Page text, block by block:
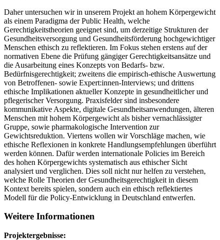
Daher untersuchen wir in unserem Projekt an hohem Körpergewicht
als einem Paradigma der Public Health, welche
Gerechtigkeitstheorien geeignet sind, um derzeitige Strukturen der
Gesundheitsversorgung und Gesundheitsförderung hochgewichtiger
Menschen ethisch zu reflektieren. Im Fokus stehen erstens auf der
normativen Ebene die Prüfung gängiger Gerechtigkeitsansätze und
die Ausarbeitung eines Konzepts von Bedarfs- bzw.
Bedürfnisgerechtigkeit; zweitens die empirisch-ethische Auswertung
von Betroffenen- sowie Expert:innen-Interviews; und drittens
ethische Implikationen aktueller Konzepte in gesundheitlicher und
pflegerischer Versorgung. Praxisfelder sind insbesondere
kommunikative Aspekte, digitale Gesundheitsanwendungen, älteren
Menschen mit hohem Körpergewicht als bisher vernachlässigter
Gruppe, sowie pharmakologische Intervention zur
Gewichtsreduktion. Viertens wollen wir Vorschläge machen, wie
ethische Reflexionen in konkrete Handlungsempfehlungen überführt
werden können. Dafür werden internationale Policies im Bereich
des hohen Körpergewichts systematisch aus ethischer Sicht
analysiert und verglichen. Dies soll nicht nur helfen zu verstehen,
welche Rolle Theorien der Gesundheitsgerechtigkeit in diesem
Kontext bereits spielen, sondern auch ein ethisch reflektiertes
Modell für die Policy-Entwicklung in Deutschland entwerfen.
Weitere Informationen
Projektergebnisse: